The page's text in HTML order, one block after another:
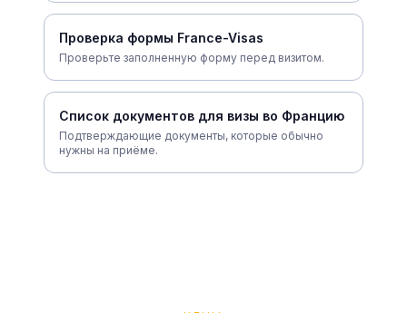
Проверка формы France-Visas
Проверьте заполненную форму перед визитом.
Список документов для визы во Францию
Подтверждающие документы, которые обычно
нужны на приёме.